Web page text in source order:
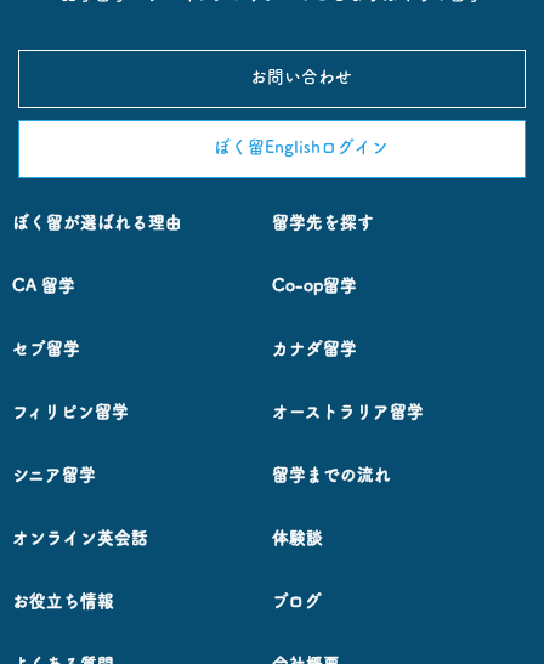
ぼく留が選ばれる理由 留学先を探す
CA 留学 Co-op留学
セブ留学 カナダ留学
フィリピン留学 オーストラリア留学
シニア留学 留学までの流れ
オンライン英会話 体験談
お役立ち情報 ブログ
お問い合わせ
ぼく留Englishログイン